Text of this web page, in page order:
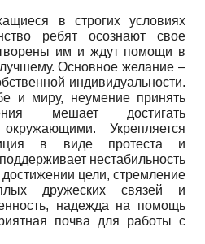
в строгих условиях
ребят осознают свое
им и ждут помощи в
Основное желание –
индивидуальности.
и миру, неумение принять
мешает достигать
Укрепляется
в виде протеста и
нестабильность
цели, стремление
дружеских связей и
надежда на помощь
почва для работы с